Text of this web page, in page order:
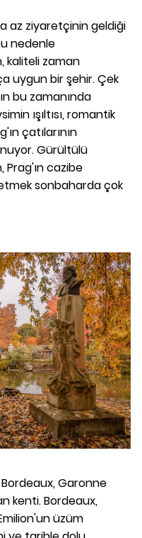
az ziyaretçinin geldiği
nedenle
kaliteli zaman
uygun bir şehir. Çek
bu zamanında
ışıltısı, romantik
çatılarının
Gürültülü
Prag'ın cazibe
sonbaharda çok
Garonne
kenti. Bordeaux,
üzüm